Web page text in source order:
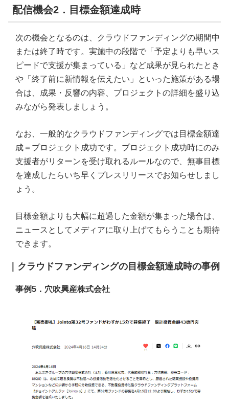
配信機会2．目標金額達成時
次の機会となるのは、クラウドファンディングの期間中
または終了時です。実施中の段階で「予定よりも早いス
ピードで支援が集まっている」など成果が見られたとき
や「終了前に新情報を伝えたい」といった施策がある場
合は、成果・反響の内容、プロジェクトの詳細を盛り込
みながら発表しましょう。
なお、一般的なクラウドファンディングでは目標金額達
成＝プロジェクト成功です。プロジェクト成功時にのみ
支援者がリターンを受け取れるルールなので、無事目標
を達成したらいち早くプレスリリースでお知らせしまし
ょう。
目標金額よりも大幅に超過した金額が集まった場合は、
ニュースとしてメディアに取り上げてもらうことも期待
できます。
｜クラウドファンディングの目標金額達成時の事例
事例5．穴吹興産株式会社